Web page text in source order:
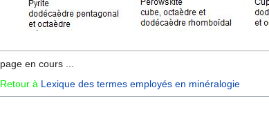
page en cours ...
Retour à Lexique des termes employés en minéralogie